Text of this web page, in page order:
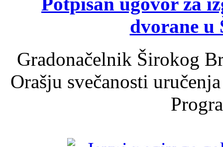
dvorane u
Gradonačelnik Širokog
Orašju svečanosti